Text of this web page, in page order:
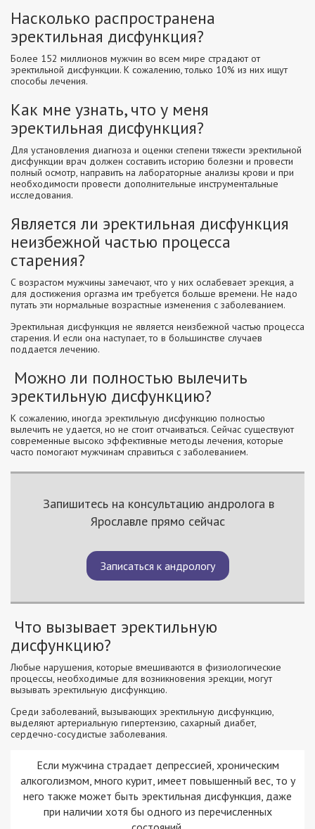
Насколько распространена
эректильная дисфункция?
Более 152 миллионов мужчин во всем мире страдают от
эректильной дисфункции. К сожалению, только 10% из них ищут
способы лечения.
Как мне узнать, что у меня
эректильная дисфункция?
Для установления диагноза и оценки степени тяжести эректильной
дисфункции врач должен составить историю болезни и провести
полный осмотр, направить на лабораторные анализы крови и при
необходимости провести дополнительные инструментальные
исследования.
Является ли эректильная дисфункция
неизбежной частью процесса
старения?
С возрастом мужчины замечают, что у них ослабевает эрекция, а
для достижения оргазма им требуется больше времени. Не надо
путать эти нормальные возрастные изменения с заболеванием.
Эректильная дисфункция не является неизбежной частью процесса
старения. И если она наступает, то в большинстве случаев
поддается лечению.
Можно ли полностью вылечить
эректильную дисфункцию?
К сожалению, иногда эректильную дисфункцию полностью
вылечить не удается, но не стоит отчаиваться. Сейчас существуют
современные высоко эффективные методы лечения, которые
часто помогают мужчинам справиться с заболеванием.
Запишитесь на консультацию андролога в
Ярославле прямо сейчас
Записаться к андрологу
Что вызывает эректильную
дисфункцию?
Любые нарушения, которые вмешиваются в физиологические
процессы, необходимые для возникновения эрекции, могут
вызывать эректильную дисфункцию.
Среди заболеваний, вызывающих эректильную дисфункцию,
выделяют артериальную гипертензию, сахарный диабет,
сердечно-сосудистые заболевания.
Если мужчина страдает депрессией, хроническим
алкоголизмом, много курит, имеет повышенный вес, то у
него также может быть эректильная дисфункция, даже
при наличии хотя бы одного из перечисленных